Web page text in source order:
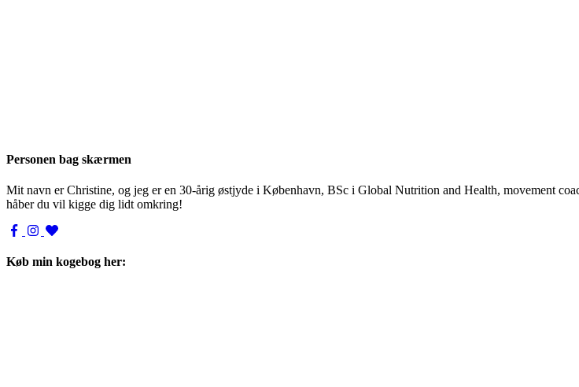
Personen bag skærmen
Mit navn er Christine, og jeg er en 30-årig østjyde i København, BSc i Global Nutrition and Health, movement
håber du vil kigge dig lidt omkring!
Køb min kogebog her: